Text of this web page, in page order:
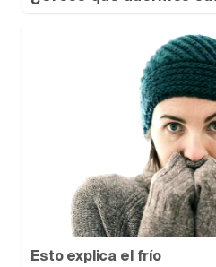
Esto explica el frío